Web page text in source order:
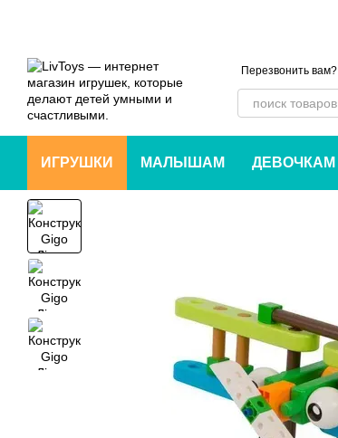
Перезвонить вам?
ИГРУШКИ МАЛЫШАМ ДЕВОЧКАМ